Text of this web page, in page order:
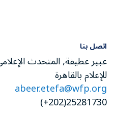
اتصل بنا
عبير عطيفة, المتحدث
للإعلام بالقاهرة
abeer.etefa@wfp.org
25281730(202+)